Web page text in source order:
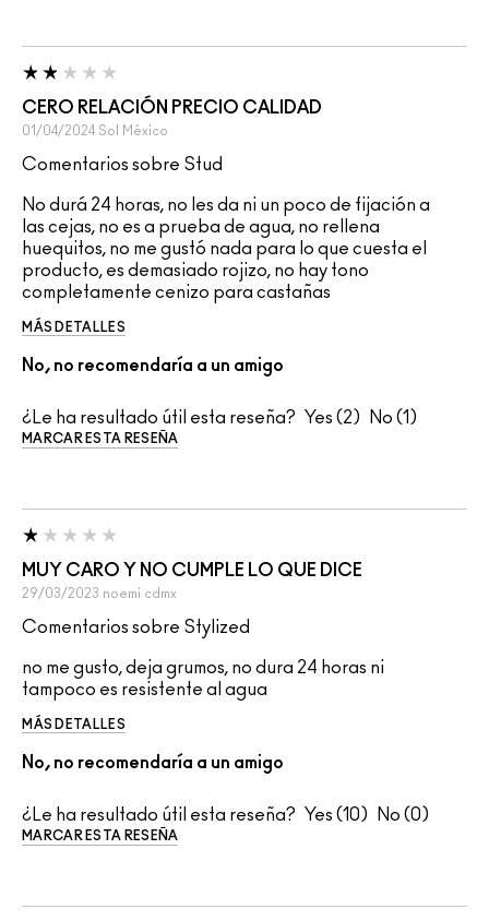
CERO RELACIÓN PRECIO CALIDAD
01/04/2024 Sol México
Comentarios sobre Stud
No durá 24 horas, no les da ni un poco de fijación a
las cejas, no es a prueba de agua, no rellena
huequitos, no me gustó nada para lo que cuesta el
producto, es demasiado rojizo, no hay tono
completamente cenizo para castañas
MÁS DETALLES
No, no recomendaría a un amigo
¿Le ha resultado útil esta reseña? 2 1
MARCAR ESTA RESEÑA
MUY CARO Y NO CUMPLE LO QUE DICE
29/03/2023 noemi cdmx
Comentarios sobre Stylized
no me gusto, deja grumos, no dura 24 horas ni
tampoco es resistente al agua
MÁS DETALLES
No, no recomendaría a un amigo
¿Le ha resultado útil esta reseña? 10 0
MARCAR ESTA RESEÑA